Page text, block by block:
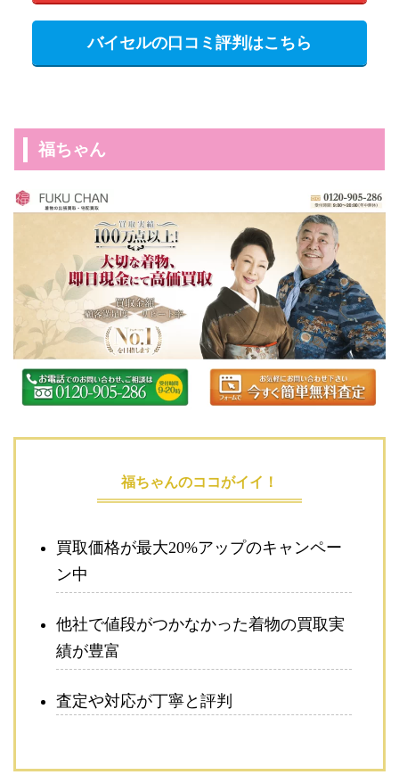
バイセルの口コミ評判はこちら
福ちゃん
福ちゃんのココがイイ！
買取価格が最大20%アップのキャンペー
ン中
他社で値段がつかなかった着物の買取実
績が豊富
査定や対応が丁寧と評判